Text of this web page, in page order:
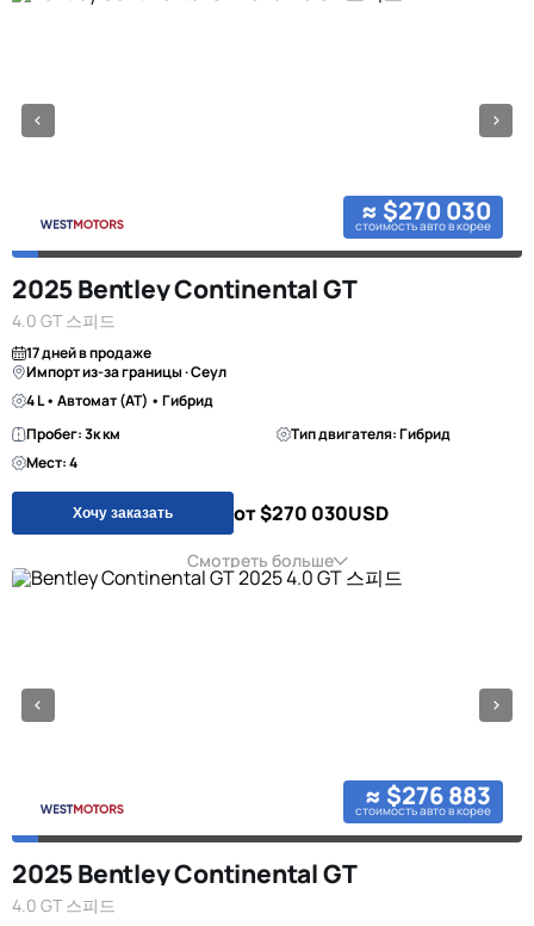
≈ $270 030
стоимость авто в корее
2025 Bentley Continental GT
4.0 GT 스피드
17 дней в продаже
Импорт из-за границы · Сеул
4 L • Автомат (AT) • Гибрид
Пробег: 3к км
Тип двигателя: Гибрид
Мест: 4
Хочу заказать от $270 030USD
Смотреть больше
≈ $276 883
стоимость авто в корее
2025 Bentley Continental GT
4.0 GT 스피드